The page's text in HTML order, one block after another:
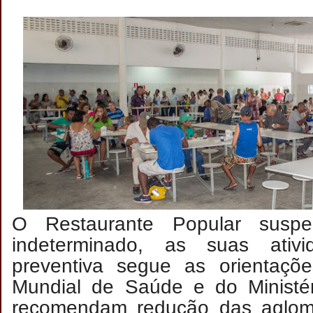
O Restaurante Popular
indeterminado, as suas
preventiva segue as
Mundial de Saúde e do
recomendam redução das